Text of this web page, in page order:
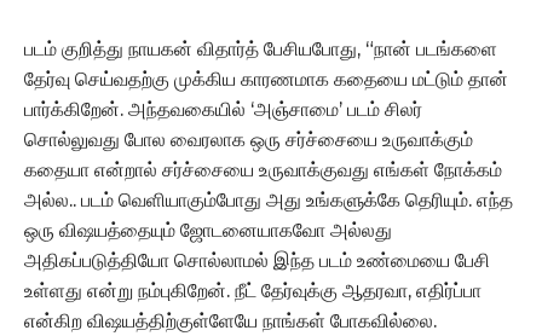
படம் குறித்து நாயகன் விதார்த் பேசியபோது, “நான் படங்களை
தேர்வு செய்வதற்கு முக்கிய காரணமாக கதையை மட்டும் தான்
பார்க்கிறேன். அந்தவகையில் ‘அஞ்சாமை’ படம் சிலர்
சொல்லுவது போல வைரலாக ஒரு சர்ச்சையை உருவாக்கும்
கதையா என்றால் சர்ச்சையை உருவாக்குவது எங்கள் நோக்கம்
அல்ல.. படம் வெளியாகும்போது அது உங்களுக்கே தெரியும். எந்த
ஒரு விஷயத்தையும் ஜோடனையாகவோ அல்லது
அதிகப்படுத்தியோ சொல்லாமல் இந்த படம் உண்மையை பேசி
உள்ளது என்று நம்புகிறேன். நீட் தேர்வுக்கு ஆதரவா, எதிர்ப்பா
என்கிற விஷயத்திற்குள்ளேயே நாங்கள் போகவில்லை.